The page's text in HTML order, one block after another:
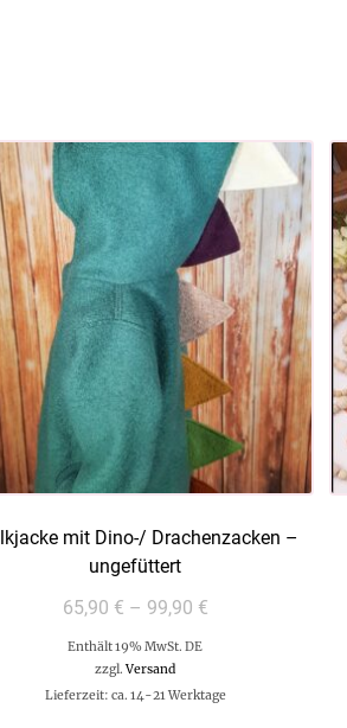
mit Dino-/ Drachenzacken –
ungefüttert
65,90 € – 99,90 €
Enthält 19% MwSt. DE
zzgl.Versand
Lieferzeit: ca. 14-21 Werktage